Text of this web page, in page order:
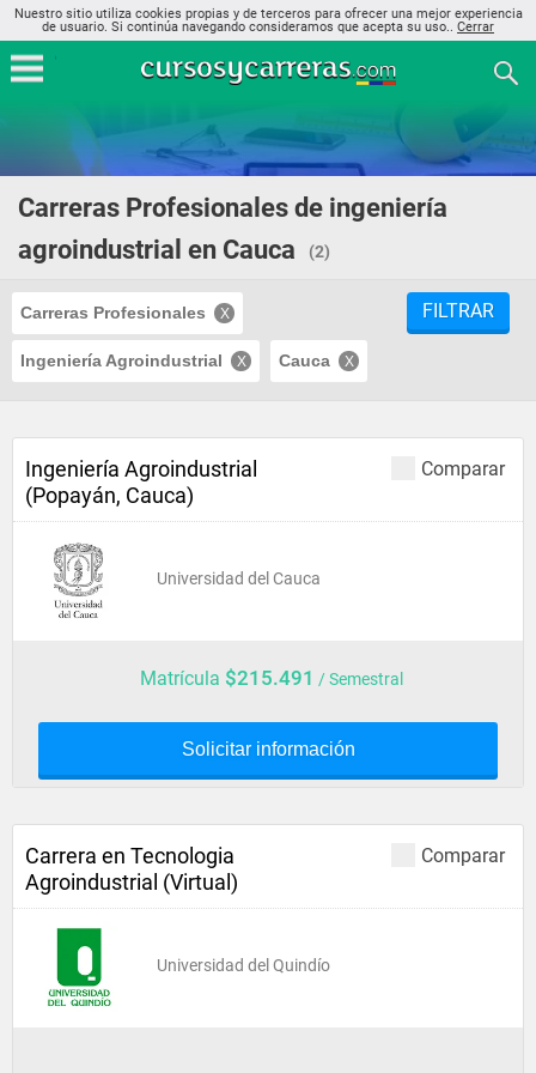
Nuestro sitio utiliza cookies propias y de terceros para ofrecer una mejor experiencia
de usuario. Si continúa navegando consideramos que acepta su uso.. Cerrar
Carreras Profesionales de ingeniería
agroindustrial en Cauca
(2)
Carreras Profesionales
Ingeniería Agroindustrial Cauca
FILTRAR
Comparar
Ingeniería Agroindustrial
(Popayán, Cauca)
Universidad del Cauca
Matrícula $215.491 / Semestral
Solicitar información
Comparar
Carrera en Tecnologia
Agroindustrial (Virtual)
Universidad del Quindío